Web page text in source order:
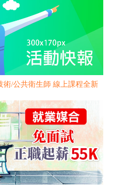
術/公共衛生師 線上課程全新